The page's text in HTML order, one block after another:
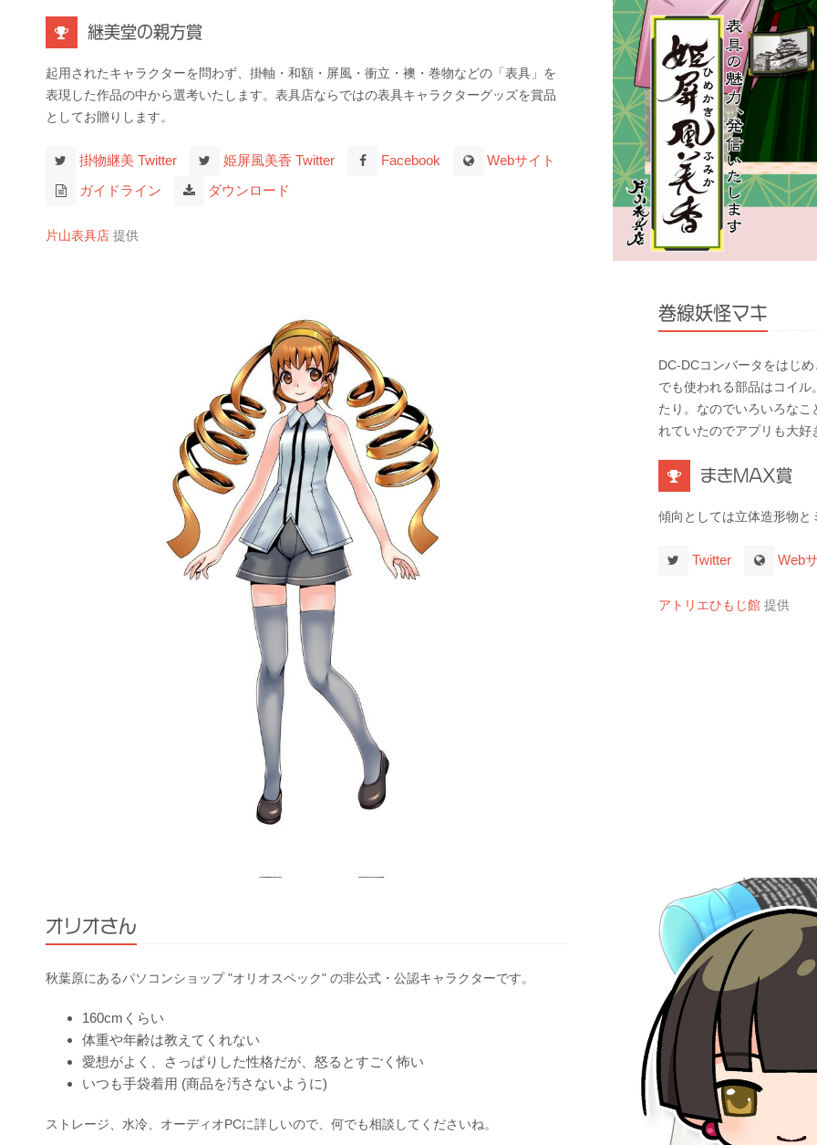
継美堂の親方賞
起用されたキャラクターを問わず、掛軸・和額・屏風・衝立・襖・巻物などの「表具」を
表現した作品の中から選考いたします。表具店ならではの表具キャラクターグッズを賞品
としてお贈りします。
掛物継美 Twitter 姫屏風美香 Twitter Facebook
Webサイト
ガイドライン
ダウンロード
片山表具店 提供
巻線妖怪マキ
DC-DCコンバータをはじ
でも使われる部品はコイ
たり。なのでいろいろな
れていたのでアプリも大
まきMAX賞
傾向としては立体造形物
Twitter Web
アトリエひもじ館 提供
オリオさん
秋葉原にあるパソコンショップ "オリオスペック" の非公式・公認キャラクターです。
160cmくらい
体重や年齢は教えてくれない
愛想がよく、さっぱりした性格だが、怒るとすごく怖い
いつも手袋着用 (商品を汚さないように)
ストレージ、水冷、オーディオPCに詳しいので、何でも相談してくださいね。